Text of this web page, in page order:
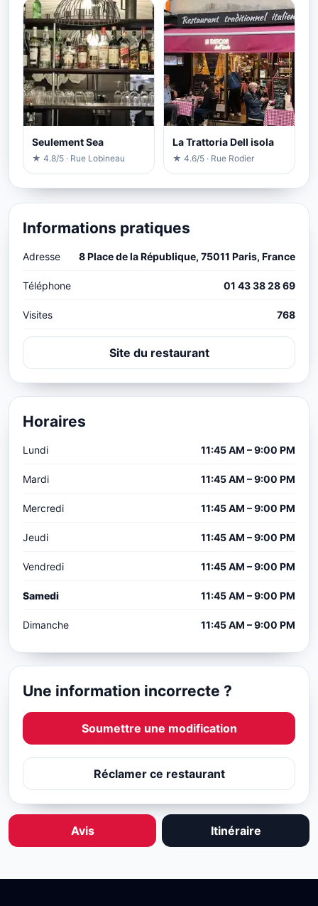
Seulement Sea
★ 4.8/5 · Rue Lobineau
La Trattoria Dell isola
★ 4.6/5 · Rue Rodier
Informations pratiques
Adresse 8 Place de la République, 75011 Paris, France
Téléphone 01 43 38 28 69
Visites 768
Site du restaurant
Horaires
Lundi 11:45 AM – 9:00 PM
Mardi 11:45 AM – 9:00 PM
Mercredi 11:45 AM – 9:00 PM
Jeudi 11:45 AM – 9:00 PM
Vendredi 11:45 AM – 9:00 PM
Samedi 11:45 AM – 9:00 PM
Dimanche 11:45 AM – 9:00 PM
Une information incorrecte ?
Soumettre une modification
Réclamer ce restaurant
Avis Itinéraire